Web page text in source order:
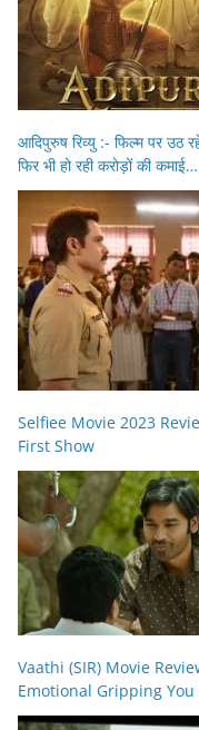
आदिपुरुष रिव्यु :- फिल्म पर
फिर भी हो रही करोड़ों की
Selfiee Movie 2023
First Show
Vaathi (SIR) Movie
Emotional Gripping You